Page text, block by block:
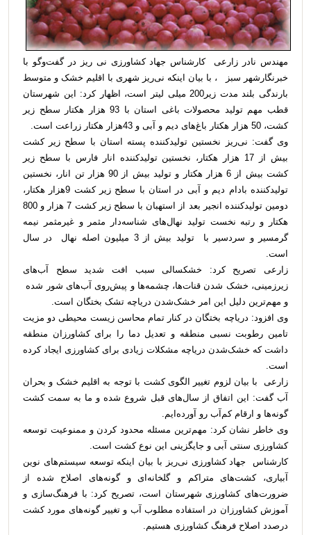
مهندس نادر زارعی کارشناس جهاد کشاورزی نی ریز در گفت‌وگو با
خبرنگارشهر سبز
، با بیان اینکه نی‌ریز شهری با اقلیم خشک و متوسط
بارندگی بلند مدت زیر200 میلی لیتر است، اظهار کرد: این شهرستان
قطب مهم تولید محصولات باغی استان با 93 هزار هکتار سطح زیر
کشت، 50 هزار هکتار باغ‌های دیم و آبی و 43هزار هکتار زراعت است
وی گفت: نی‌ریز نخستین تولید‌کننده پسته استان با سطح زیر کشت
بیش از 17 هزار هکتار، نخستین تولید‌کننده انار فارس با سطح زیر
کشت بیش از 6 هزار هکتار و تولید بیش از 90 هزار تن انار، نخستین
تولید‌کننده بادام دیم و آبی در استان با سطح زیر کشت 9هزار هکتار،
دومین تولید‌کننده انجیر بعد از استهبان با سطح زیر کشت 7 هزار و 800
هکتار و رتبه نخست تولید نهال‌های شناسه‌دار مثمر و غیرمثمر نیمه
گرمسیر و سردسیر با
تولید بیش از 3 میلیون اصله نهال
در سال
است
زارعی تصریح کرد: خشکسالی سبب افت شدید سطح آب‌های
زیرزمینی، خشک شدن قنات‌ها، چشمه‌ها و پیش‌روی آب‌های شور شده
و مهم‌ترین دلیل این امر خشک‌شدن دریاچه تشک بختگان است
وی افزود: دریاچه بختگان در کنار تمام محاسن زیست محیطی دو مزیت
تامین رطوبت نسبی منطقه و تعدیل دما را برای کشاورزان منطقه
داشت که خشک‌شدن دریاچه مشکلات زیادی برای کشاورزی ایجاد کرده
است
زارعی با بیان لزوم تغییر الگوی کشت با توجه به اقلیم خشک و بحران
آب گفت: این اتفاق از سال‌های قبل شروع شده و ما به سمت کشت
گونه‌ها و ارقام کم‌آب رو آورده‌ایم
وی خاطر نشان کرد: مهم‌ترین مسئله محدود کردن و ممنوعیت توسعه
کشاورزی سنتی آبی و جایگزینی این نوع کشت است
کارشناس جهاد کشاورزی نی‌ریز با بیان اینکه توسعه سیستم‌های نوین
آبیاری، کشت‌های متراکم و گلخانه‌ای و گونه‌های اصلاح شده از
ضرورت‌های کشاورزی شهرستان است، تصریح کرد: با فرهنگ‌سازی و
آموزش کشاورزان در استفاده مطلوب آب و تغییر گونه‌های مورد کشت
درصدد اصلاح فرهنگ کشاورزی هستیم